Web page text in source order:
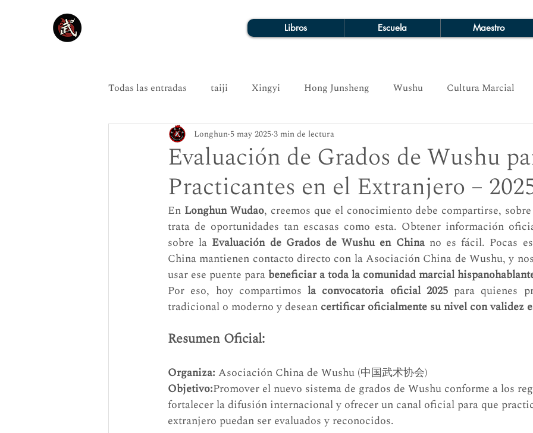
Libros Escuela Maestro
Todas las entradas taiji Xingyi Hong Junsheng Wushu Cultura Marcial
Evaluación de Grados de Wushu
Practicantes en el Extranjero –
Longhun 5 may 20253 min de lectura
En Longhun Wudao, creemos que el conocimiento debe compartirse,
trata de oportunidades tan escasas como esta. Obtener información
sobre la Evaluación de Grados de Wushu en China no es fácil. Pocas
China mantienen contacto directo con la Asociación China de Wushu, y
usar ese puente para beneficiar a toda la comunidad marcial
Por eso, hoy compartimos la convocatoria oficial 2025 para quienes
tradicional o moderno y desean certificar oficialmente su nivel con validez
Resumen Oficial:
Organiza: Asociación China de Wushu (中国武术协会)
Objetivo:Promover el nuevo sistema de grados de Wushu conforme a los
fortalecer la difusión internacional y ofrecer un canal oficial para que
extranjero puedan ser evaluados y reconocidos.